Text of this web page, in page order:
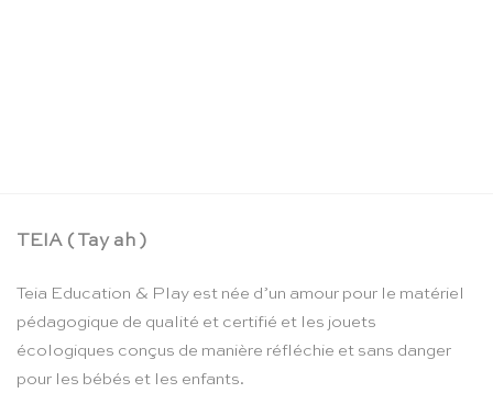
TEIA ( Tay ah )
Teia Education & Play est née d’un amour pour le matériel
pédagogique de qualité et certifié et les jouets
écologiques conçus de manière réfléchie et sans danger
pour les bébés et les enfants.